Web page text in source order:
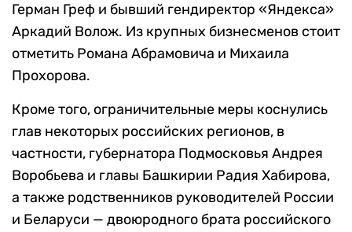
Герман Греф и бывший гендиректор «Яндекса»
Аркадий Волож. Из крупных бизнесменов стоит
отметить Романа Абрамовича и Михаила
Прохорова.
Кроме того, ограничительные меры коснулись
глав некоторых российских регионов, в
частности, губернатора Подмосковья Андрея
Воробьева и главы Башкирии Радия Хабирова,
а также родственников руководителей России
и Беларуси — двоюродного брата российского